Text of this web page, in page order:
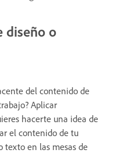
diseño o
del contenido de
Aplicar
hacerte una idea de
el contenido de tu
texto en las mesas de